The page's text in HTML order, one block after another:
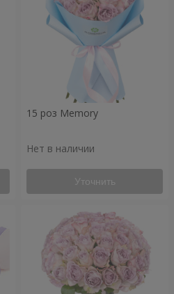
15 роз Memory
Нет в наличии
Уточнить